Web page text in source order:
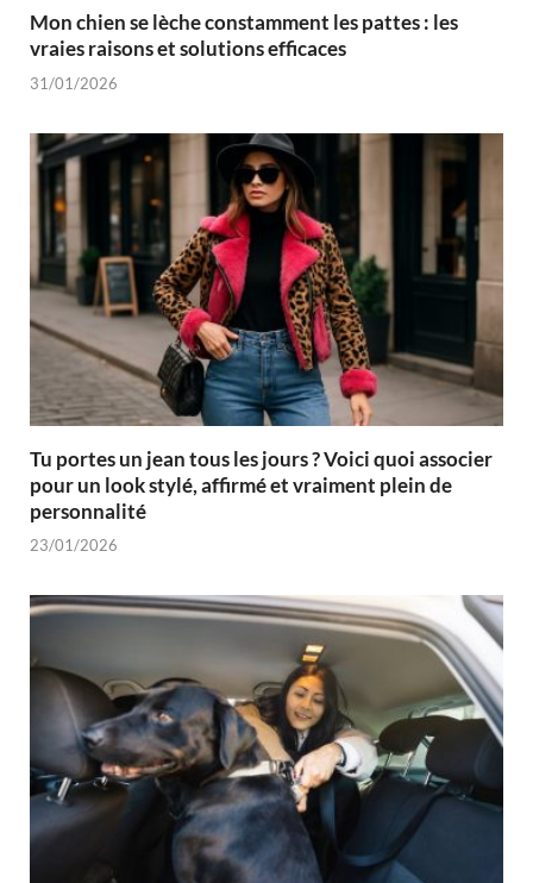
Mon chien se lèche constamment les pattes : les
vraies raisons et solutions efficaces
31/01/2026
Tu portes un jean tous les jours ? Voici quoi associer
pour un look stylé, affirmé et vraiment plein de
personnalité
23/01/2026